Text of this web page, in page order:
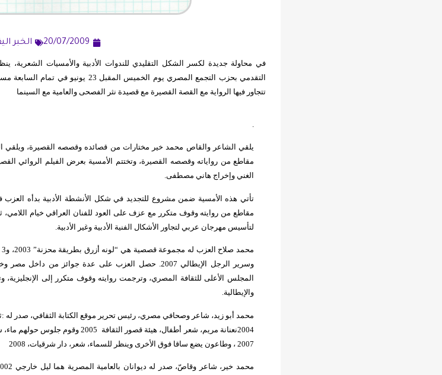
20/07/2009 الخبر
في محاولة جديدة لكسر الشكل التقليدي للندوات الأدبية والأمسيات الشعرية،
التقدمي بحزب التجمع
المصري يوم الخميس المقبل 23 يونيو في
تتجاور فيها الرواية مع القصة القصيرة مع قصيدة نثر الفصحى والعامية مع السينما
يلقي الشاعر والقاص محمد خير مختارات من قصائده وقصصه القصيرة، ويلقي
مقاطع من رواياته وقصصه القصيرة، وتختتم الأمسية بعرض الفيلم الروائي
الغني وإخراج هاني مصطفى.
تأتي هذه الأمسية ضمن مشروع للتجديد في شكل الأنشطة الأدبية بدأه
مقاطع من روايته وقوف متكرر مع عزف على العود للفنان العراقي خيام
لتأسيس مهرجان عربي لتجاور الأشكال الفنية الأدبية وغير الأدبية
وسرير الرجل الإيطالي 2007. حصل العزب على عدة جوائز من
المجلس الأعلى للثقافة المصري، وترجمت روايته وقوف متكرر إلى الإنجليزية،
والإيطالية.
محمد أبو زيد، شاعر وصحافي مصري، رئيس تحرير موقع الكتابة الثقافي، صدر له
2004نعنانة مريم، شعر أطفال، هيئة قصور الثقافة
2007 ، وطاعون يضع ساقا فوق الأخرى وينظر للسماء، شعر، دار شرقيات، 2008